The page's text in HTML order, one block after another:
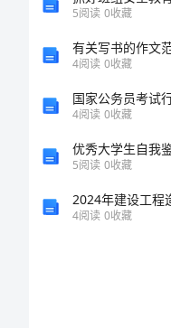
5阅读 0收藏
有关写书的作文
4阅读 0收藏
4阅读 0收藏
优秀大学生自我
5阅读 0收藏
2024年建设工程
4阅读 0收藏